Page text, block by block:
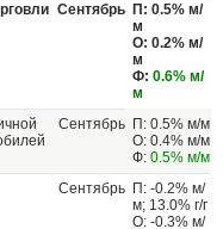
Сентябрь П: 0.5% м/
м
О: 0.2% м/
м
Ф: 0.6% м/
м
Сентябрь
П: 0.5% м/м
О: 0.4% м/м
Ф: 0.5% м/м
Сентябрь
П: -0.2% м/
м; 13.0% г/г
О: -0.3% м/